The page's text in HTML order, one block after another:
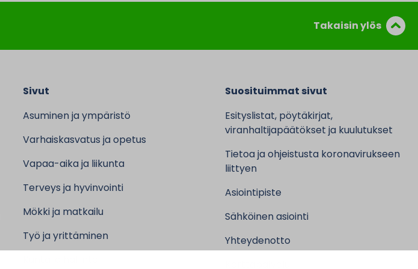
Takaisin ylös
Sivut
Asuminen ja ympäristö
Varhaiskasvatus ja opetus
Vapaa-aika ja liikunta
Terveys ja hyvinvointi
Mökki ja matkailu
Työ ja yrittäminen
Suosituimmat sivut
Esityslistat, pöytäkirjat,
viranhaltijapäätökset ja kuulutukset
Tietoa ja ohjeistusta koronavirukseen
liittyen
Asiointipiste
Sähköinen asiointi
Yhteydenotto